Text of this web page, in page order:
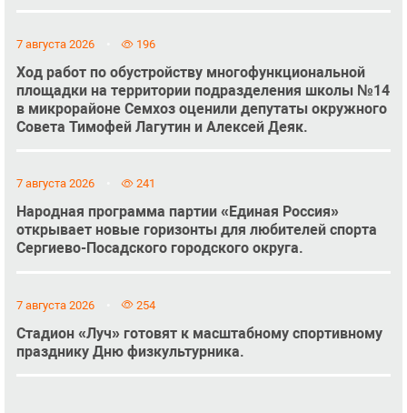
7 августа 2026 196
Ход работ по обустройству многофункциональной
площадки на территории подразделения школы №14
в микрорайоне Семхоз оценили депутаты окружного
Совета Тимофей Лагутин и Алексей Деяк.
7 августа 2026 241
Народная программа партии «Единая Россия»
открывает новые горизонты для любителей спорта
Сергиево-Посадского городского округа.
7 августа 2026 254
Стадион «Луч» готовят к масштабному спортивному
празднику Дню физкультурника.